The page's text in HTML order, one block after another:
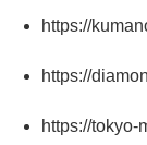
https://
https://
https://tokyo-